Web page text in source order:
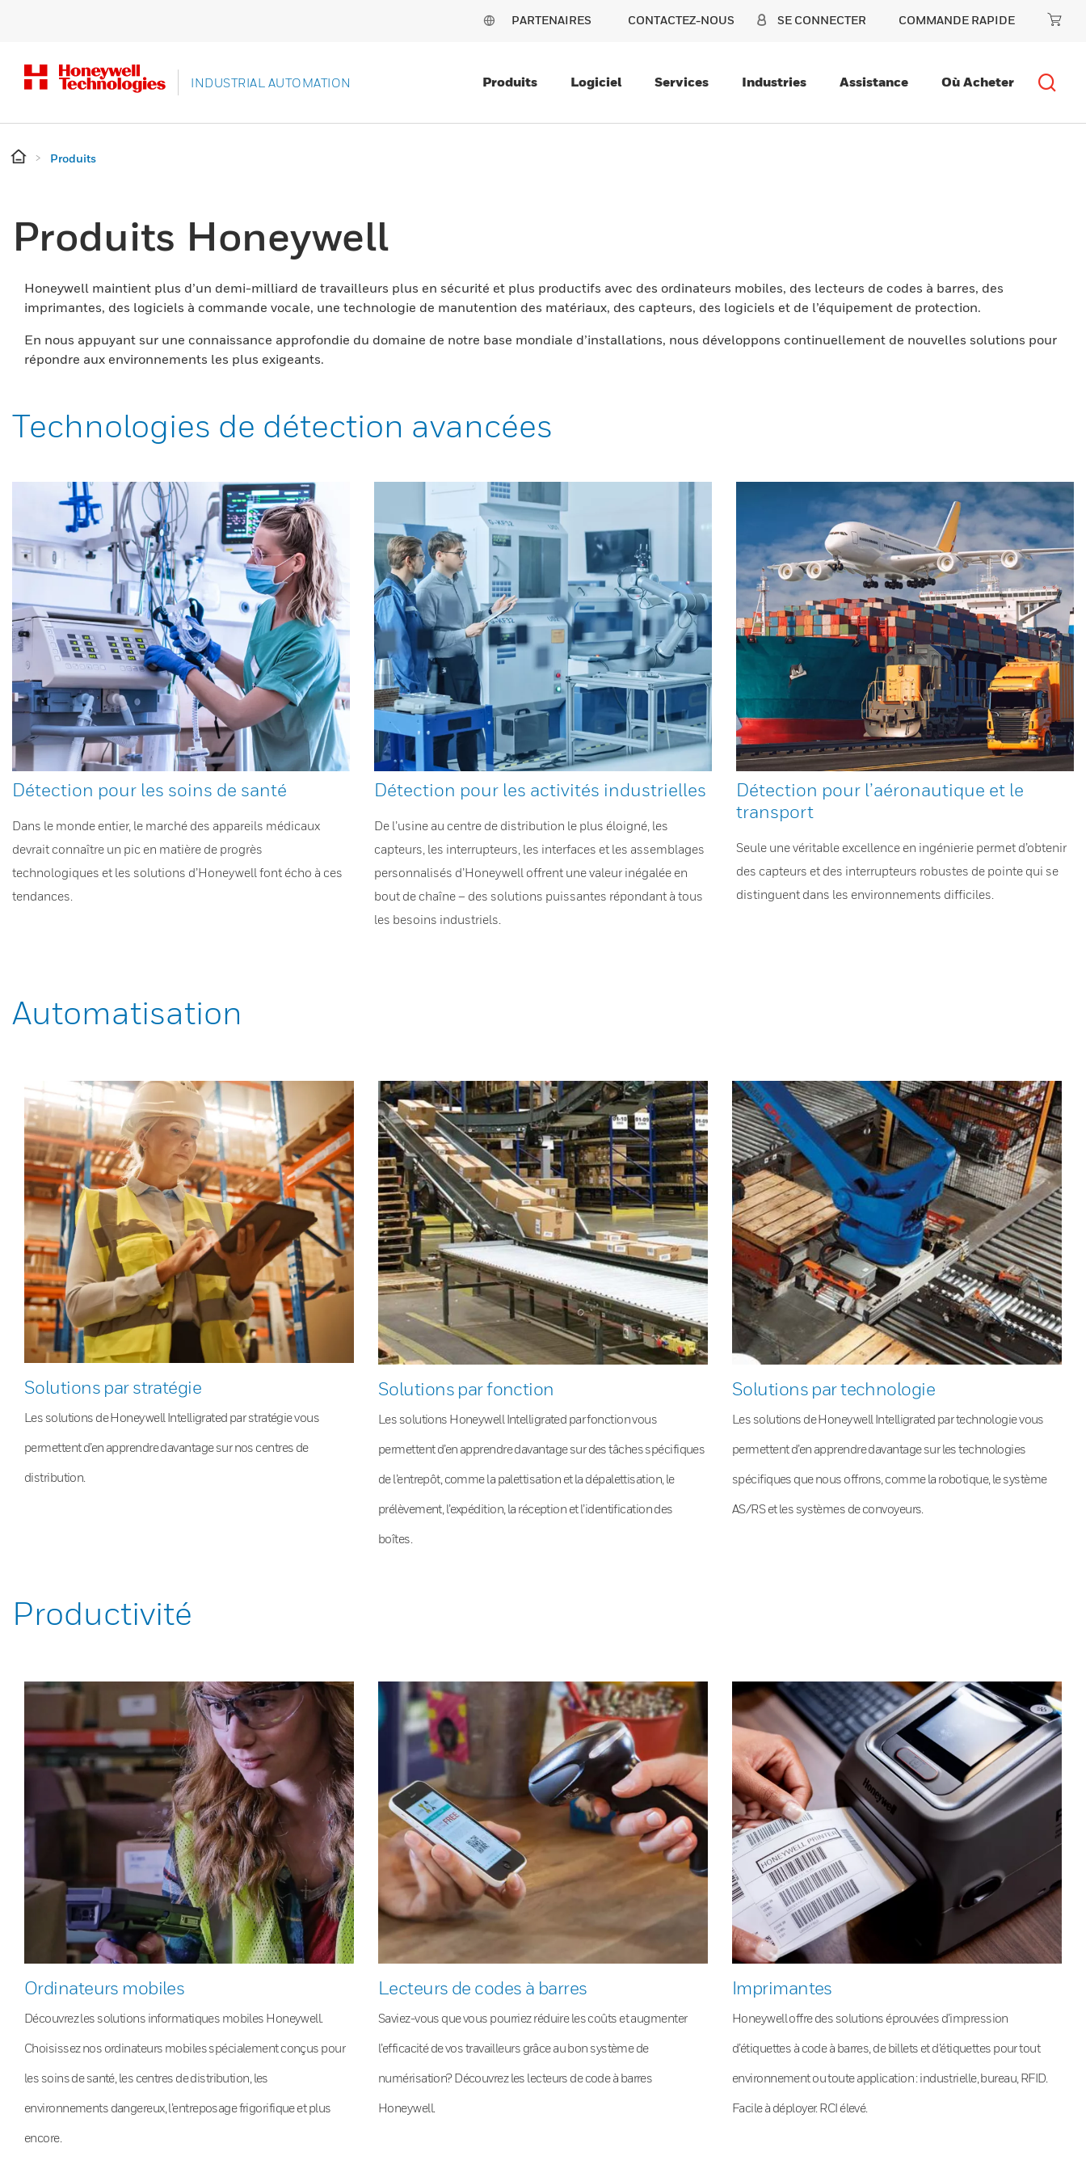
PARTENAIRES CONTACTEZ-NOUS SE CONNECTER COMMANDE RAPIDE
INDUSTRIAL AUTOMATION Produits Logiciel Services Industries Assistance Où Acheter
Produits
Produits Honeywell
Honeywell maintient plus d’un demi-milliard de travailleurs plus en sécurité et plus productifs avec des ordinateurs mobiles, des lecteurs de codes à barres, des
imprimantes, des logiciels à commande vocale, une technologie de manutention des matériaux, des capteurs, des logiciels et de l’équipement de protection.
En nous appuyant sur une connaissance approfondie du domaine de notre base mondiale d’installations, nous développons continuellement de nouvelles solutions pour
répondre aux environnements les plus exigeants.
Technologies de détection avancées
Détection pour les soins de santé
Dans le monde entier, le marché des appareils médicaux
devrait connaître un pic en matière de progrès
technologiques et les solutions d’Honeywell font écho à ces
tendances.
Détection pour les activités industrielles
De l’usine au centre de distribution le plus éloigné, les
capteurs, les interrupteurs, les interfaces et les assemblages
personnalisés d’Honeywell offrent une valeur inégalée en
bout de chaîne – des solutions puissantes répondant à tous
les besoins industriels.
Détection pour l’aéronautique et le
transport
Seule une véritable excellence en ingénierie permet d’obtenir
des capteurs et des interrupteurs robustes de pointe qui se
distinguent dans les environnements difficiles.
Automatisation
Solutions par stratégie
Les solutions de Honeywell Intelligrated par stratégie vous
permettent d’en apprendre davantage sur nos centres de
distribution.
Solutions par fonction
Les solutions Honeywell Intelligrated par fonction vous
permettent d’en apprendre davantage sur des tâches spécifiques
de l’entrepôt, comme la palettisation et la dépalettisation, le
prélèvement, l’expédition, la réception et l’identification des
boîtes.
Solutions par technologie
Les solutions de Honeywell Intelligrated par technologie vous
permettent d’en apprendre davantage sur les technologies
spécifiques que nous offrons, comme la robotique, le système
AS/RS et les systèmes de convoyeurs.
Productivité
Ordinateurs mobiles
Découvrez les solutions informatiques mobiles Honeywell.
Choisissez nos ordinateurs mobiles spécialement conçus pour
les soins de santé, les centres de distribution, les
environnements dangereux, l’entreposage frigorifique et plus
encore.
Lecteurs de codes à barres
Saviez-vous que vous pourriez réduire les coûts et augmenter
l’efficacité de vos travailleurs grâce au bon système de
numérisation? Découvrez les lecteurs de code à barres
Honeywell.
Imprimantes
Honeywell offre des solutions éprouvées d’impression
d’étiquettes à code à barres, de billets et d’étiquettes pour tout
environnement ou toute application : industrielle, bureau, RFID.
Facile à déployer. RCI élevé.